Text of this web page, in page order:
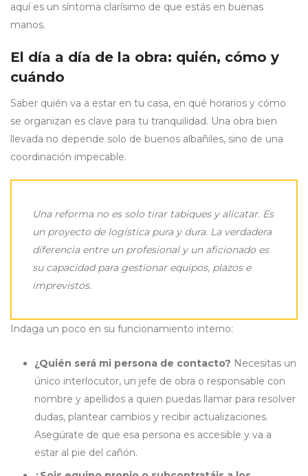
aquí es un síntoma clarísimo de que estás en buenas
manos.
El día a día de la obra: quién, cómo y
cuándo
Saber quién va a estar en tu casa, en qué horarios y cómo
se organizan es clave para tu tranquilidad. Una obra bien
llevada no depende solo de buenos albañiles, sino de una
coordinación impecable.
Una reforma no es solo tirar tabiques y alicatar. Es
un proyecto de logística pura y dura. La verdadera
diferencia entre un profesional y un aficionado es
su capacidad para gestionar equipos, plazos e
imprevistos.
Indaga un poco en su funcionamiento interno:
¿Quién será mi persona de contacto? Necesitas un
único interlocutor, un jefe de obra o responsable con
nombre y apellidos a quien puedas llamar para resolver
dudas, plantear cambios y recibir actualizaciones.
Asegúrate de que esa persona es accesible y va a
estar al pie del cañón.